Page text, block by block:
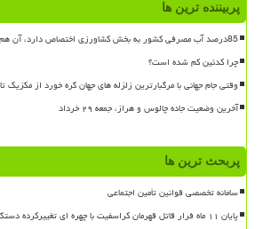
پربیننده ترین ها
85درصد آب مصرفی کشور به بخش کشاورزی اختصاص دارد، آن هم با قیمت خیلی پایین
چرا کدئین کم شده است؟
وقتی جام جهانی با مرگبارترین زلزله های جهان گره خورد از مکزیک
آخرین وضعیت جاده چالوس و هراز، جمعه ۲۹ خرداد
پربحث ترین ها
سامانه تخصصی قوانین تأمین اجتماعی
پایان ۱۱ ماه فرار قاتل قهرمان کراسفیت با چهره ای تغییرکرده دستگیر شد